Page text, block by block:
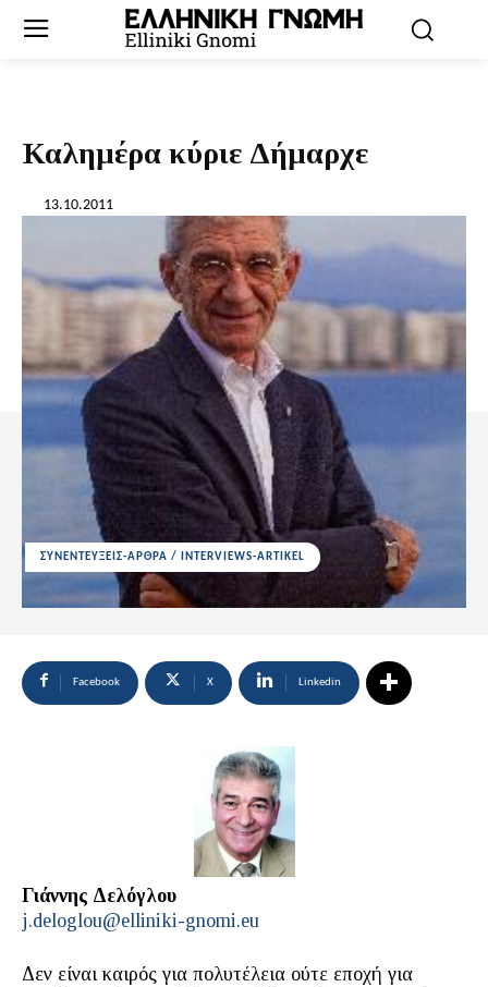
Καλημέρα κύριε Δήμαρχε
13.10.2011
ΣΥΝΕΝΤΕΥΞΕΙΣ-ΑΡΘΡΑ / INTERVIEWS-ARTIKEL
Facebook X Linkedin
Γιάννης Δελόγλου
j.deloglou@elliniki-gnomi.eu
Δεν είναι καιρός για πολυτέλεια ούτε εποχή για